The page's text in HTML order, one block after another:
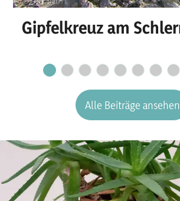
Gipfelkreuz am
Alle Beiträge ansehen